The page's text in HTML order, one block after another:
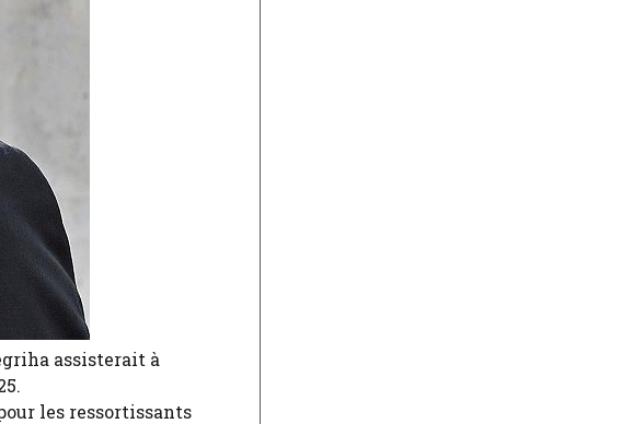
assisterait à
les ressortissants